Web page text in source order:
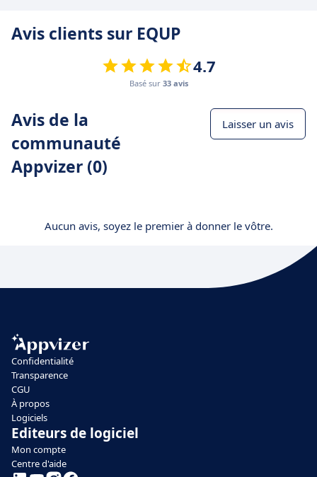
Avis clients sur EQUP
4.7
Basé sur 33 avis
Avis de la
communauté
Appvizer (0)
Laisser un avis
Aucun avis, soyez le premier à donner le vôtre.
Confidentialité
Transparence
CGU
À propos
Logiciels
Editeurs de logiciel
Mon compte
Centre d'aide